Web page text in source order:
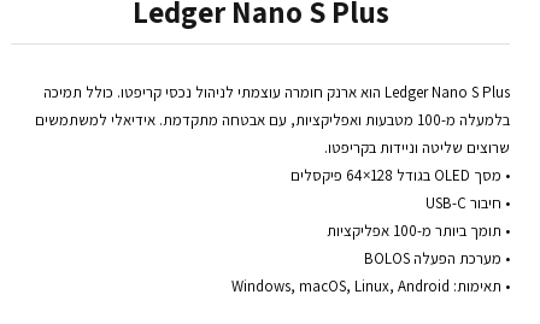
Ledger Nano S Plus
Ledger Nano S Plusהואארנקחומרהעוצמתילניהולנכסיקריפטו.כוללתמיכה
בלמעלהמ -100 מטבעותואפליקציות,עםאבטחהמתקדמת.אידיאלילמשתמשים
שרוציםשליטהוניידותבקריפטו.
מסךOLED בגודל128×64
פיקסלים
חיבורUSB-C
תומךביותרמ -100
אפליקציות
מערכתהפעלהBOLOS
תאימות: Windows, macOS, Linux, Android